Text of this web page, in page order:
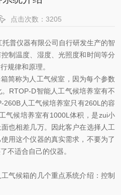
点击次数：3205
普仪器有限公司自行研发生产的智
制温度、湿度、光照度和时间等分
规律和原理。
称为人工气候室，因为每个参数
RTOP-D智能人工气候培养室有不
260B人工气候培养室只有260L的容
气候培养室有1000L体积，是zui小
也相差几万。因此客户在选择人工
用这个仪器的真实需求，不要为了
不适合自己的仪器。
候箱的几个重点系统介绍：控制